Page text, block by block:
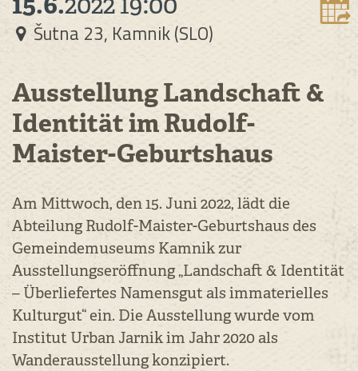
Šutna 23, Kamnik (SLO)
Ausstellung Landschaft &
Identität im Rudolf-
Maister-Geburtshaus
Am Mittwoch, den 15. Juni 2022, lädt die
Abteilung Rudolf-Maister-Geburtshaus des
Gemeindemuseums Kamnik zur
Ausstellungseröffnung „Landschaft & Identität
– Überliefertes Namensgut als immaterielles
Kulturgut“ ein. Die Ausstellung wurde vom
Institut Urban Jarnik im Jahr 2020 als
Wanderausstellung konzipiert.